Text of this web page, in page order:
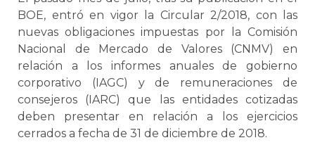
BOE, entró en vigor la Circular 2/2018, con las
nuevas obligaciones impuestas por la Comisión
Nacional de Mercado de Valores (CNMV) en
relación a los informes anuales de gobierno
corporativo (IAGC) y de remuneraciones de
consejeros (IARC) que las entidades cotizadas
deben presentar en relación a los ejercicios
cerrados a fecha de 31 de diciembre de 2018.